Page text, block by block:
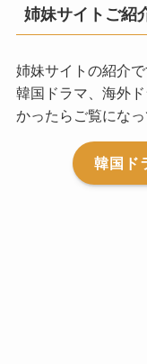
姉妹サイトご紹
姉妹サイトの紹介で
韓国ドラマ、海外
かったらご覧になっ
韓国ド